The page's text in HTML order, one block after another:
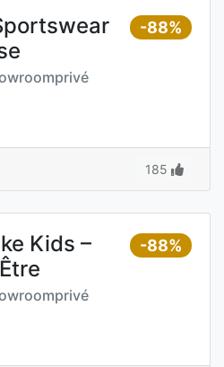
-88%
185
-88%
Kids –